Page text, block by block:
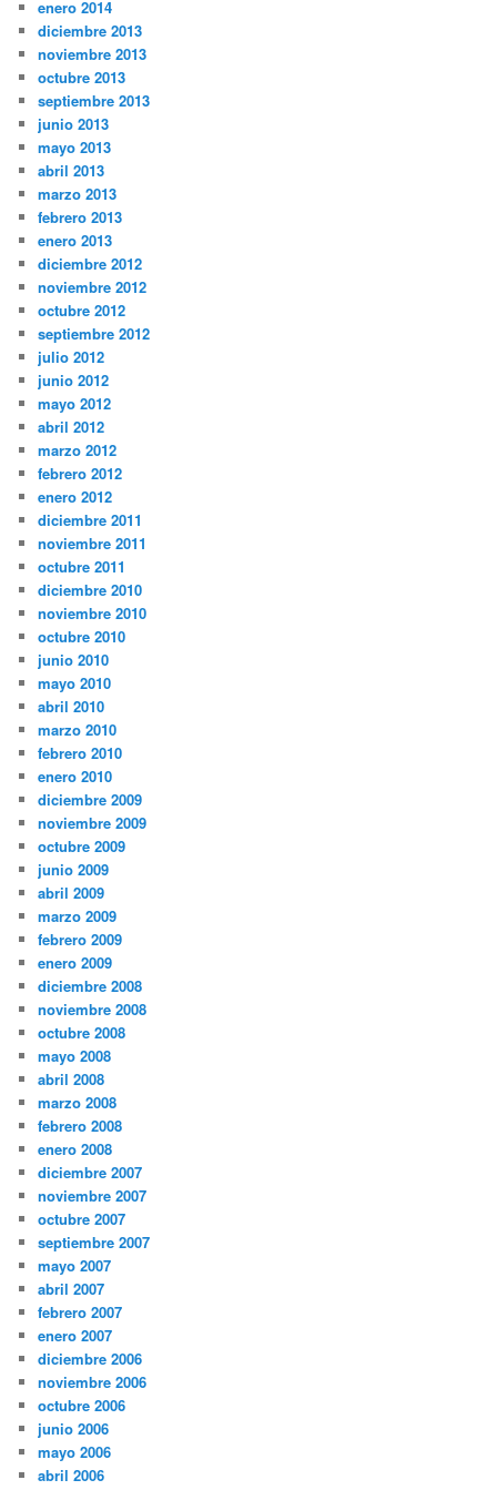
enero 2014
diciembre 2013
noviembre 2013
octubre 2013
septiembre 2013
junio 2013
mayo 2013
abril 2013
marzo 2013
febrero 2013
enero 2013
diciembre 2012
noviembre 2012
octubre 2012
septiembre 2012
julio 2012
junio 2012
mayo 2012
abril 2012
marzo 2012
febrero 2012
enero 2012
diciembre 2011
noviembre 2011
octubre 2011
diciembre 2010
noviembre 2010
octubre 2010
junio 2010
mayo 2010
abril 2010
marzo 2010
febrero 2010
enero 2010
diciembre 2009
noviembre 2009
octubre 2009
junio 2009
abril 2009
marzo 2009
febrero 2009
enero 2009
diciembre 2008
noviembre 2008
octubre 2008
mayo 2008
abril 2008
marzo 2008
febrero 2008
enero 2008
diciembre 2007
noviembre 2007
octubre 2007
septiembre 2007
mayo 2007
abril 2007
febrero 2007
enero 2007
diciembre 2006
noviembre 2006
octubre 2006
junio 2006
mayo 2006
abril 2006